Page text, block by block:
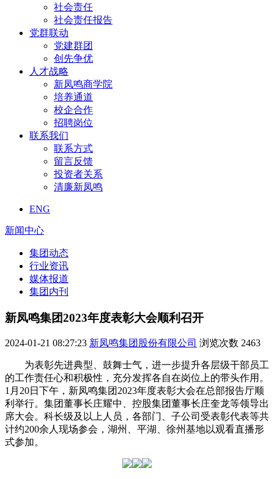
社会责任
社会责任报告
党群联动
党建群团
创先争优
人才战略
新凤鸣商学院
培养通道
校企合作
招聘岗位
联系我们
联系方式
留言反馈
投资者关系
清廉新凤鸣
ENG
新闻中心
集团动态
行业资讯
媒体报道
集团内刊
新凤鸣集团2023年度表彰大会顺利召开
2024-01-21 08:27:23 新凤鸣集团股份有限公司 浏览次数 2463
为表彰先进典型、鼓舞士气，进一步提升各层级干部员工
的工作责任心和积极性，充分发挥各自在岗位上的带头作用。
1月20日下午，新凤鸣集团2023年度表彰大会在总部报告厅顺
利举行。集团董事长庄耀中、控股集团董事长庄奎龙等领导出
席大会。科长级及以上人员，各部门、子公司受表彰代表等共
计约200余人现场参会，湖州、平湖、徐州基地以观看直播形
式参加。